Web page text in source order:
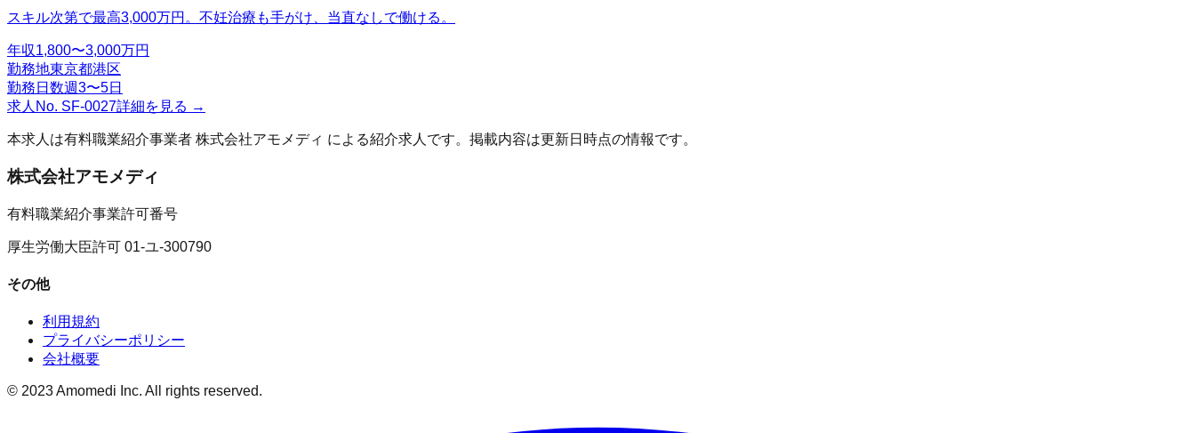
スキル次第で最高3,000万円。不妊治療も手がけ、当直なしで働ける。
年収1,800〜3,000万円
勤務地東京都港区
勤務日数週3〜5日
求人No. SF-0027詳細を見る →
本求人は有料職業紹介事業者 株式会社アモメディ による紹介求人です。掲載内容は更新日時点の情報です。
株式会社アモメディ
有料職業紹介事業許可番号
厚生労働大臣許可 01-ユ-300790
その他
利用規約
プライバシーポリシー
会社概要
© 2023 Amomedi Inc. All rights reserved.